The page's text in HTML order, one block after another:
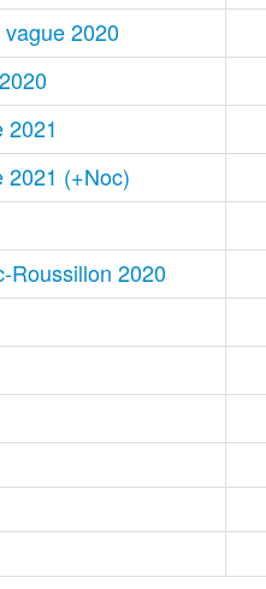
2020
2021
2021 (+Noc)
Roussillon 2020